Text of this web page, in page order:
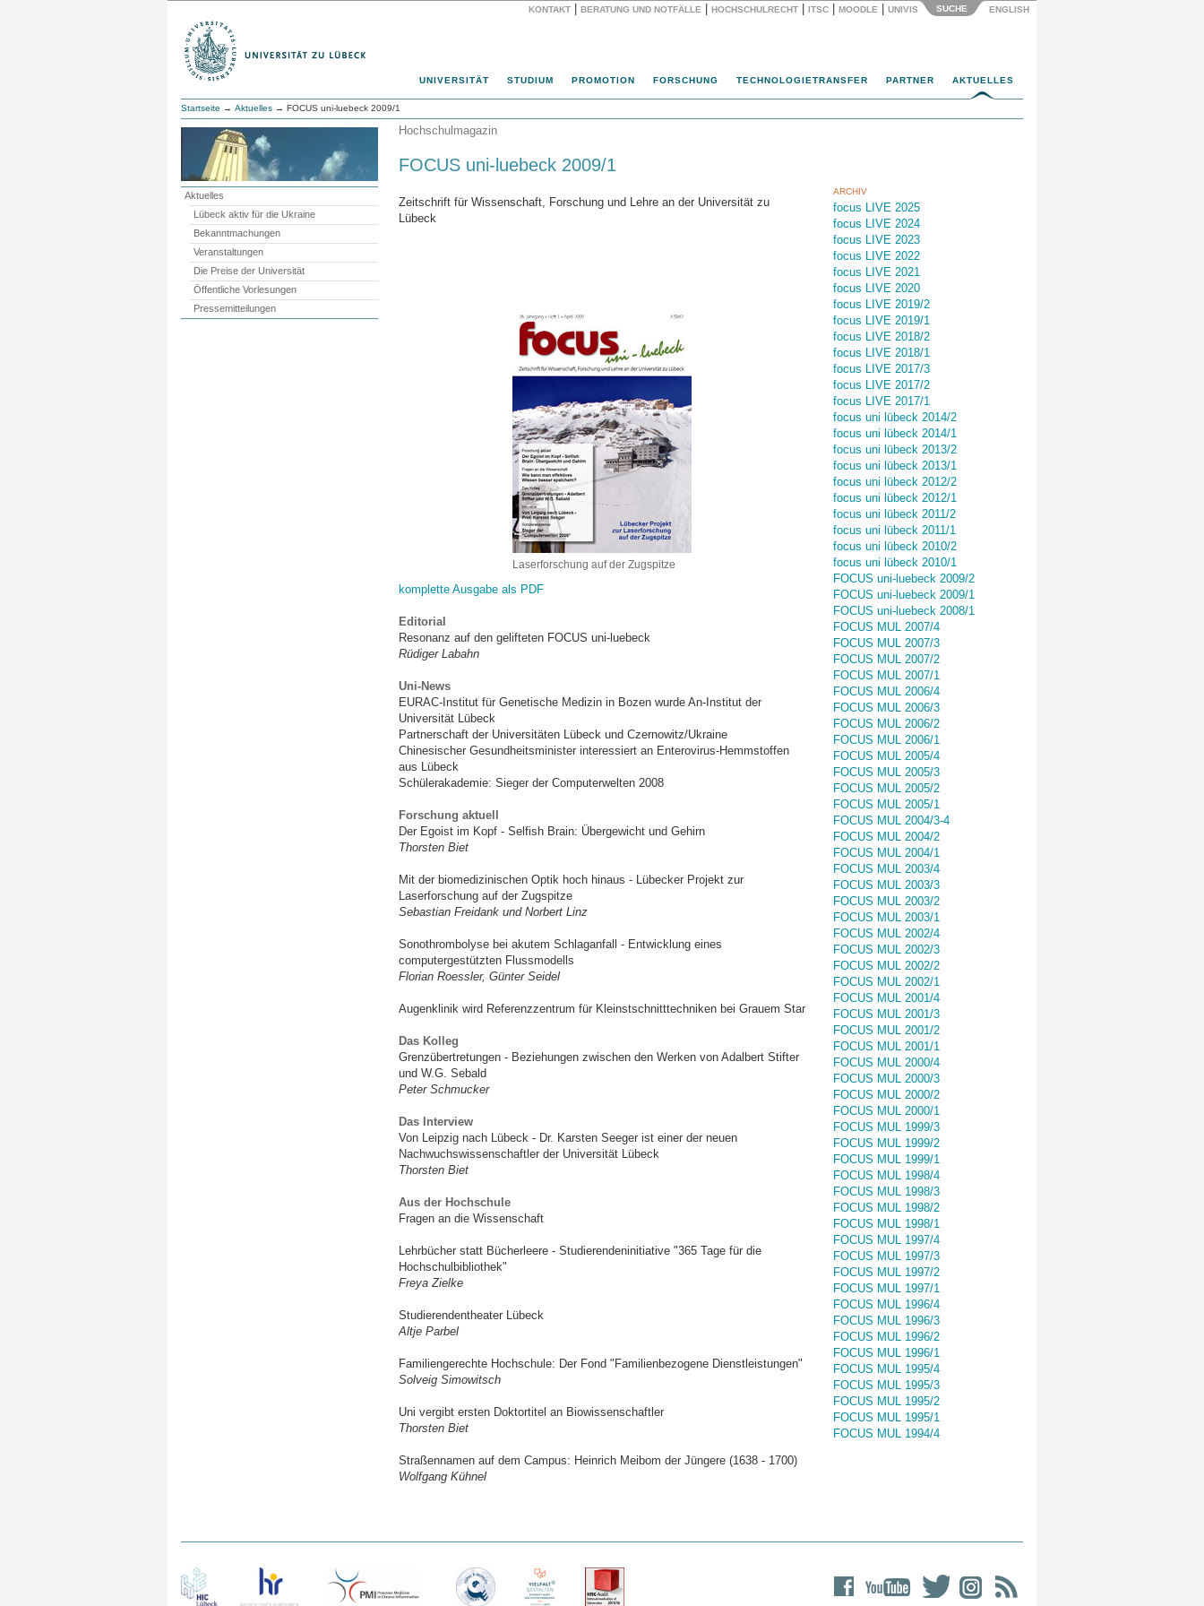
KONTAKT BERATUNG UND NOTFÄLLE HOCHSCHULRECHT ITSC MOODLE UNIVIS SUCHE ENGLISH
UNIVERSITÄT STUDIUM PROMOTION FORSCHUNG TECHNOLOGIETRANSFER PARTNER AKTUELLES
Startseite → Aktuelles → FOCUS uni-luebeck 2009/1
Aktuelles
Lübeck aktiv für die Ukraine
Bekanntmachungen
Veranstaltungen
Die Preise der Universität
Öffentliche Vorlesungen
Pressemitteilungen
Hochschulmagazin
FOCUS uni-luebeck 2009/1
Zeitschrift für Wissenschaft, Forschung und Lehre an der Universität zu
Lübeck
Laserforschung auf der Zugspitze
komplette Ausgabe als PDF
Editorial
Resonanz auf den gelifteten FOCUS uni-luebeck
Rüdiger Labahn
Uni-News
EURAC-Institut für Genetische Medizin in Bozen wurde An-Institut der
Universität Lübeck
Partnerschaft der Universitäten Lübeck und Czernowitz/Ukraine
Chinesischer Gesundheitsminister interessiert an Enterovirus-Hemmstoffen
aus Lübeck
Schülerakademie: Sieger der Computerwelten 2008
Forschung aktuell
Der Egoist im Kopf - Selfish Brain: Übergewicht und Gehirn
Thorsten Biet
Mit der biomedizinischen Optik hoch hinaus - Lübecker Projekt zur
Laserforschung auf der Zugspitze
Sebastian Freidank und Norbert Linz
Sonothrombolyse bei akutem Schlaganfall - Entwicklung eines
computergestützten Flussmodells
Florian Roessler, Günter Seidel
Augenklinik wird Referenzzentrum für Kleinstschnitttechniken bei Grauem Star
Das Kolleg
Grenzübertretungen - Beziehungen zwischen den Werken von Adalbert Stifter
und W.G. Sebald
Peter Schmucker
Das Interview
Von Leipzig nach Lübeck - Dr. Karsten Seeger ist einer der neuen
Nachwuchswissenschaftler der Universität Lübeck
Thorsten Biet
Aus der Hochschule
Fragen an die Wissenschaft
Lehrbücher statt Bücherleere - Studierendeninitiative "365 Tage für die
Hochschulbibliothek"
Freya Zielke
Studierendentheater Lübeck
Altje Parbel
Familiengerechte Hochschule: Der Fond "Familienbezogene Dienstleistungen"
Solveig Simowitsch
Uni vergibt ersten Doktortitel an Biowissenschaftler
Thorsten Biet
Straßennamen auf dem Campus: Heinrich Meibom der Jüngere (1638 - 1700)
Wolfgang Kühnel
ARCHIV
focus LIVE 2025
focus LIVE 2024
focus LIVE 2023
focus LIVE 2022
focus LIVE 2021
focus LIVE 2020
focus LIVE 2019/2
focus LIVE 2019/1
focus LIVE 2018/2
focus LIVE 2018/1
focus LIVE 2017/3
focus LIVE 2017/2
focus LIVE 2017/1
focus uni lübeck 2014/2
focus uni lübeck 2014/1
focus uni lübeck 2013/2
focus uni lübeck 2013/1
focus uni lübeck 2012/2
focus uni lübeck 2012/1
focus uni lübeck 2011/2
focus uni lübeck 2011/1
focus uni lübeck 2010/2
focus uni lübeck 2010/1
FOCUS uni-luebeck 2009/2
FOCUS uni-luebeck 2009/1
FOCUS uni-luebeck 2008/1
FOCUS MUL 2007/4
FOCUS MUL 2007/3
FOCUS MUL 2007/2
FOCUS MUL 2007/1
FOCUS MUL 2006/4
FOCUS MUL 2006/3
FOCUS MUL 2006/2
FOCUS MUL 2006/1
FOCUS MUL 2005/4
FOCUS MUL 2005/3
FOCUS MUL 2005/2
FOCUS MUL 2005/1
FOCUS MUL 2004/3-4
FOCUS MUL 2004/2
FOCUS MUL 2004/1
FOCUS MUL 2003/4
FOCUS MUL 2003/3
FOCUS MUL 2003/2
FOCUS MUL 2003/1
FOCUS MUL 2002/4
FOCUS MUL 2002/3
FOCUS MUL 2002/2
FOCUS MUL 2002/1
FOCUS MUL 2001/4
FOCUS MUL 2001/3
FOCUS MUL 2001/2
FOCUS MUL 2001/1
FOCUS MUL 2000/4
FOCUS MUL 2000/3
FOCUS MUL 2000/2
FOCUS MUL 2000/1
FOCUS MUL 1999/3
FOCUS MUL 1999/2
FOCUS MUL 1999/1
FOCUS MUL 1998/4
FOCUS MUL 1998/3
FOCUS MUL 1998/2
FOCUS MUL 1998/1
FOCUS MUL 1997/4
FOCUS MUL 1997/3
FOCUS MUL 1997/2
FOCUS MUL 1997/1
FOCUS MUL 1996/4
FOCUS MUL 1996/3
FOCUS MUL 1996/2
FOCUS MUL 1996/1
FOCUS MUL 1995/4
FOCUS MUL 1995/3
FOCUS MUL 1995/2
FOCUS MUL 1995/1
FOCUS MUL 1994/4